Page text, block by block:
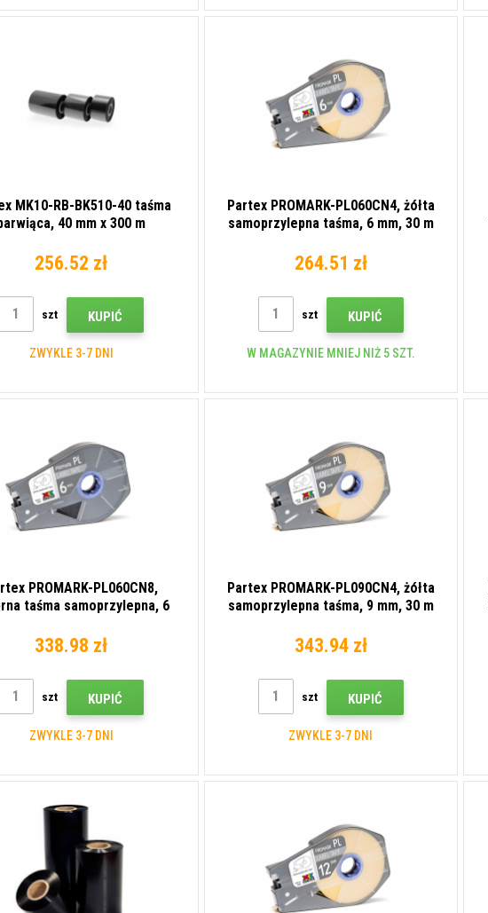
MK10-RB-BK510-40 taśma
40 mm x 300 m
256.52 zł
szt KUPIĆ
ZWYKLE 3-7 DNI
Partex PROMARK-PL060CN4, żółta
samoprzylepna taśma, 6 mm, 30 m
264.51 zł
szt KUPIĆ
W MAGAZYNIE MNIEJ NIŻ 5 SZT.
PROMARK-PL060CN8,
taśma samoprzylepna, 6
338.98 zł
szt KUPIĆ
ZWYKLE 3-7 DNI
Partex PROMARK-PL090CN4, żółta
samoprzylepna taśma, 9 mm, 30 m
343.94 zł
szt KUPIĆ
ZWYKLE 3-7 DNI